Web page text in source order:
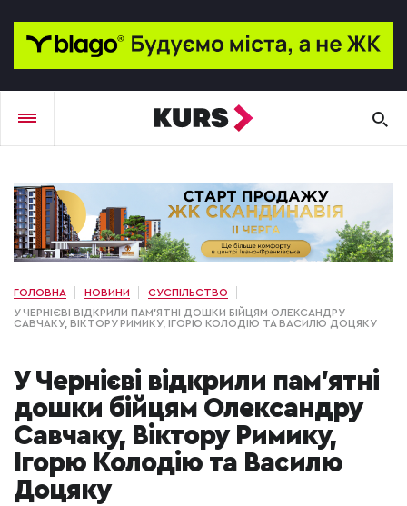
ГОЛОВНА НОВИНИ
СУСПІЛЬСТВО
У ЧЕРНІЄВІ ВІДКРИЛИ ПАМ'ЯТНІ ДОШКИ БІЙЦЯМ ОЛЕКСАНДРУ
САВЧАКУ, ВІКТОРУ РИМИКУ, ІГОРЮ КОЛОДІЮ ТА ВАСИЛЮ ДОЦЯКУ
У Чернієві відкрили пам'ятні
дошки бійцям Олександру
Савчаку, Віктору Римику,
Ігорю Колодію та Василю
Доцяку